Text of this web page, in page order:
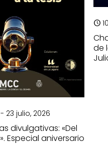
23 julio, 2026
divulgativas: «Del
Especial aniversario
de